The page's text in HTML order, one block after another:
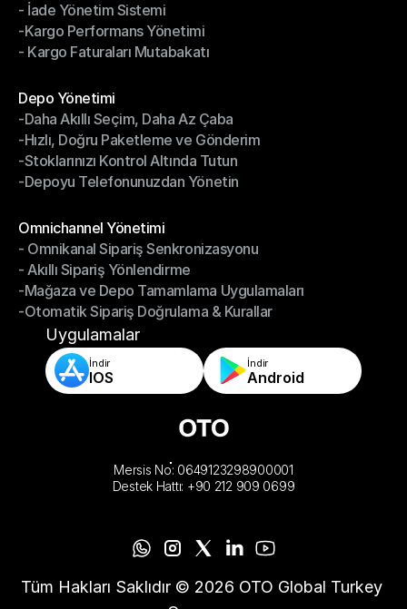
- Sürücü Yönetim Sistemi
- İade Yönetim Sistemi
- İade Yönetim Sistemi
-Kargo Performans Yönetimi
-Kargo Performans Yönetimi
- Kargo Faturaları Mutabakatı
Depo Yönetimi
Depo Yönetimi
-Daha Akıllı Seçim, Daha Az Çaba
-Daha Akıllı Seçim, Daha Az Çaba
-Hızlı, Doğru Paketleme ve Gönderim
-Hızlı, Doğru Paketleme ve Gönderim
-Stoklarınızı Kontrol Altında Tutun
-Stoklarınızı Kontrol Altında Tutun
-Depoyu Telefonunuzdan Yönetin
Omnichannel Yönetimi
Omnichannel Yönetimi
- Omnikanal Sipariş Senkronizasyonu
- Omnikanal Sipariş Senkronizasyonu
- Akıllı Sipariş Yönlendirme
- Akıllı Sipariş Yönlendirme
-Mağaza ve Depo Tamamlama Uygulamaları
-Mağaza ve Depo Tamamlama Uygulamaları
-Otomatik Sipariş Doğrulama & Kurallar
-Otomatik Sipariş Doğrulama & Kurallar
Uygulamalar
İndir
IOS
İndir
Android
Mersis No: 0649123298900001
Destek Hattı: +90 212 909 0699
Tüm Hakları Saklıdır © 2026 OTO Global Turkey